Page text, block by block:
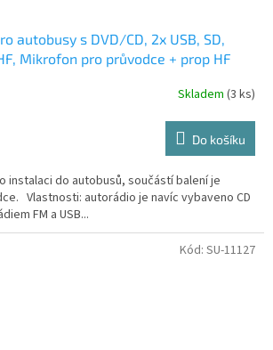
autobusy s DVD/CD, 2x USB, SD,
Mikrofon pro průvodce + prop HF
Skladem (3 ks)
Do košíku
instalaci do autobusů, součástí balení je
Vlastnosti: autorádio je navíc vybaveno CD
FM a USB...
Kód: SU-11127